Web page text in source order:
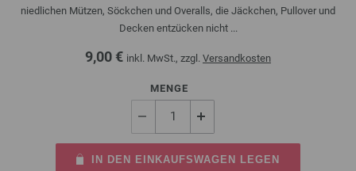
niedlichen Mützen, Söckchen und Overalls, die Jäckchen, Pullover und
Decken entzücken nicht ...
9,00 € inkl. MwSt., zzgl. Versandkosten
MENGE
IN DEN EINKAUFSWAGEN LEGEN